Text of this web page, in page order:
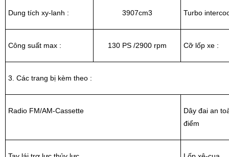
Dung tích xy-lanh : 3907cm3 Turbo
Công suất max : 130 PS /2900 rpm Cỡ lốp xe :
3. Các trang bị kèm theo :
Radio FM/AM-Cassette
Dây đai an
điểm